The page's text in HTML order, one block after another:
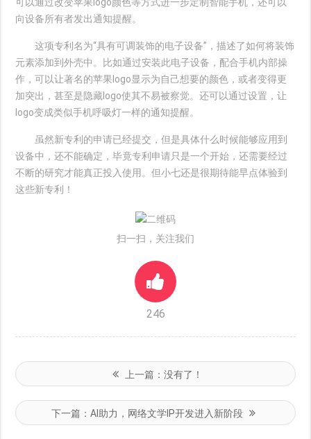
向设备所有者发出通知提醒。
这项专利名为“具有可调装饰的电子设备”，描述了如何将装饰
元素添加到外壳中。比如通过安装此电子设备，配合手机内部操
作，可以让著名的苹果logo显示为自己想要的颜色，或者变得更
加突出，甚至是隐藏logo使其不易被察觉。还可以通过设置，让
logo变成类似手机呼吸灯一样的通知提醒。
虽然新专利的申请已经提交，但是具体什么时候能够应用到
设备中，还不能确定，毕竟专利申请只是一个开始，还需要经过
不断的研究才能真正投入使用。但小七还是很期待能早点体验到
这些新专利！
扫一扫，关注我们
246
上一篇： 没有了！
下一篇：AI助力，网络文学IP开发进入新阶段